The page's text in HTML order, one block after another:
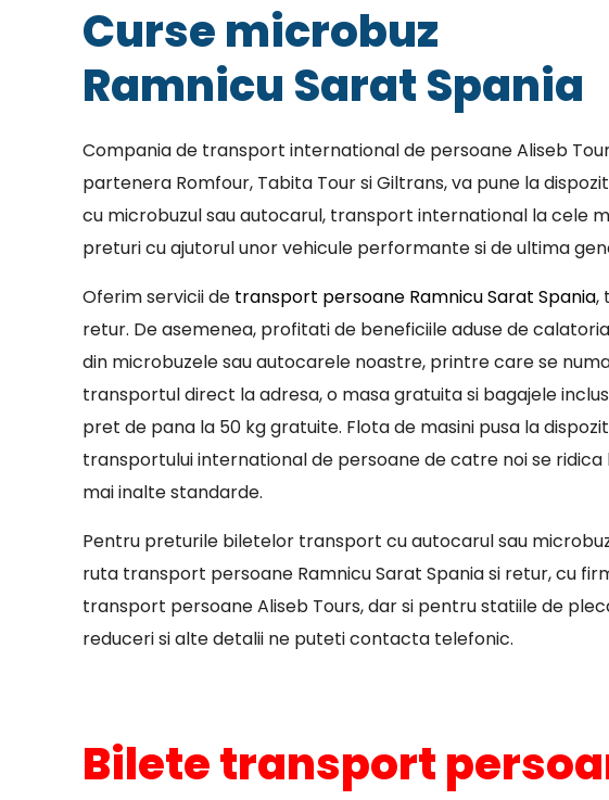
Curse microbuz
Ramnicu Sarat Spania
Compania de transport international de persoane Aliseb
partenera Romfour, Tabita Tour si Giltrans, va pune la
cu microbuzul sau autocarul, transport international la cele
preturi cu ajutorul unor vehicule performante si de ultima
Oferim servicii de transport persoane Ramnicu Sarat Spania,
retur. De asemenea, profitati de beneficiile aduse de
din microbuzele sau autocarele noastre, printre care se
transportul direct la adresa, o masa gratuita si bagajele
pret de pana la 50 kg gratuite. Flota de masini pusa la
transportului international de persoane de catre noi se ridica
mai inalte standarde.
Pentru preturile biletelor transport cu autocarul sau
ruta transport persoane Ramnicu Sarat Spania si retur, cu
transport persoane Aliseb Tours, dar si pentru statiile de
reduceri si alte detalii ne puteti contacta telefonic.
Bilete transport